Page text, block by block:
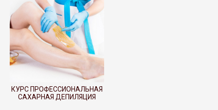
КУРС ПРОФЕССИОНАЛЬНАЯ
САХАРНАЯ ДЕПИЛЯЦИЯ